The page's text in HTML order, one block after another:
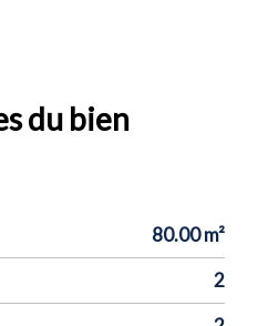
du bien
80.00 m²
2